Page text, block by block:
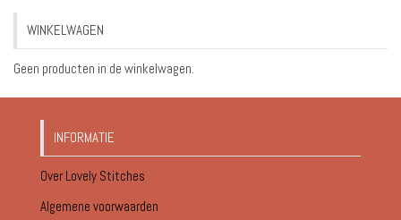
€18.95
WINKELWAGEN
Geen producten in de winkelwagen.
INFORMATIE
Over Lovely Stitches
Algemene voorwaarden